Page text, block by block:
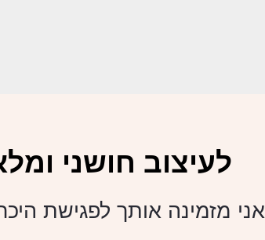
לעיצוב חושני
אני מזמינה אותך לפגישת